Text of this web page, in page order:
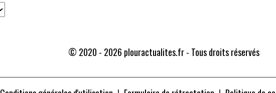
© 2020 - 2026 plouractualites.fr - Tous droits réservés